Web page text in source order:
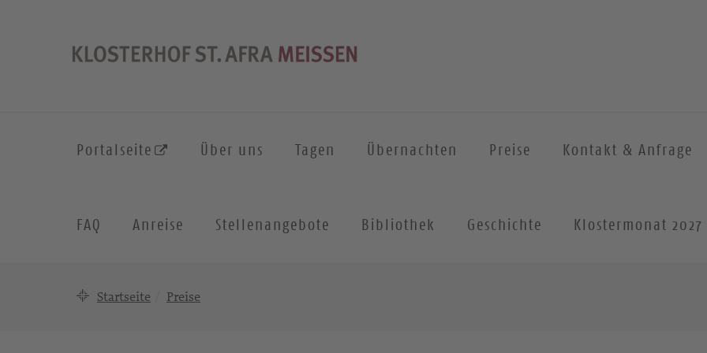
Portalseite Über uns Tagen Übernachten Preise Kontakt & Anfrage
FAQ Anreise Stellenangebote Bibliothek Geschichte Klostermonat 2027
Startseite Preise